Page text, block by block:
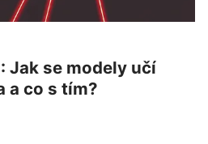
Jak se modely učí
a co s tím?